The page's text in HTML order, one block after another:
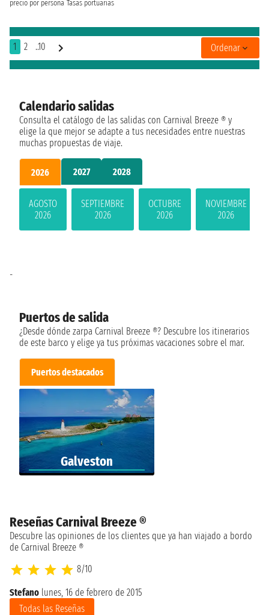
precio por persona Tasas portuarias
1 2 ..10 Ordenar
Calendario salidas
Consulta el catálogo de las salidas con Carnival Breeze ® y
elige la que mejor se adapte a tus necesidades entre nuestras
muchas propuestas de viaje.
2026 2027 2028
AGOSTO
2026
SEPTIEMBRE
2026
OCTUBRE
2026
NOVIEMBRE
2026
Puertos de salida
¿Desde dónde zarpa Carnival Breeze ®? Descubre los itinerarios
de este barco y elige ya tus próximas vacaciones sobre el mar.
Puertos destacados
Galveston
-
Reseñas Carnival Breeze ®
Descubre las opiniones de los clientes que ya han viajado a bordo
de Carnival Breeze ®
8/10
Stefano lunes, 16 de febrero de 2015
Todas las Reseñas